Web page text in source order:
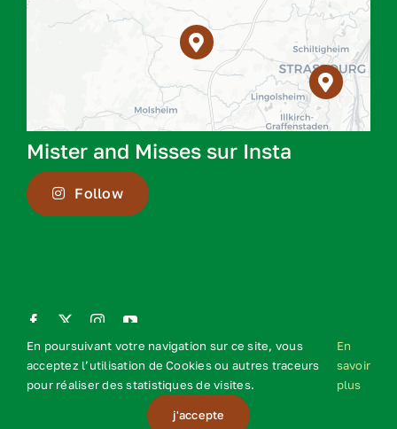
Mister and Misses sur Insta
Follow
Mentions légales CGV
En poursuivant votre navigation sur ce site, vous
acceptez l’utilisation de Cookies ou autres traceurs
pour réaliser des statistiques de visites.
En
savoir
plus
j'accepte